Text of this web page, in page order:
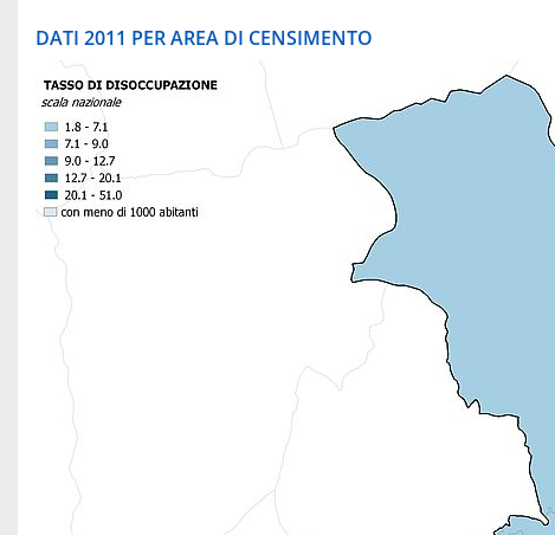
DATI 2011 PER AREA DI CENSIMENTO